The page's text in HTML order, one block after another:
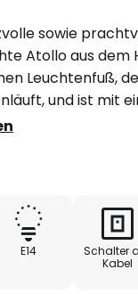
sowie
Atollo aus dem
Leuchtenfuß,
und ist mit
der farblich
hemisphärisch
und sehr
entsteht.
stilvollen
E14
Schalter
Kabel